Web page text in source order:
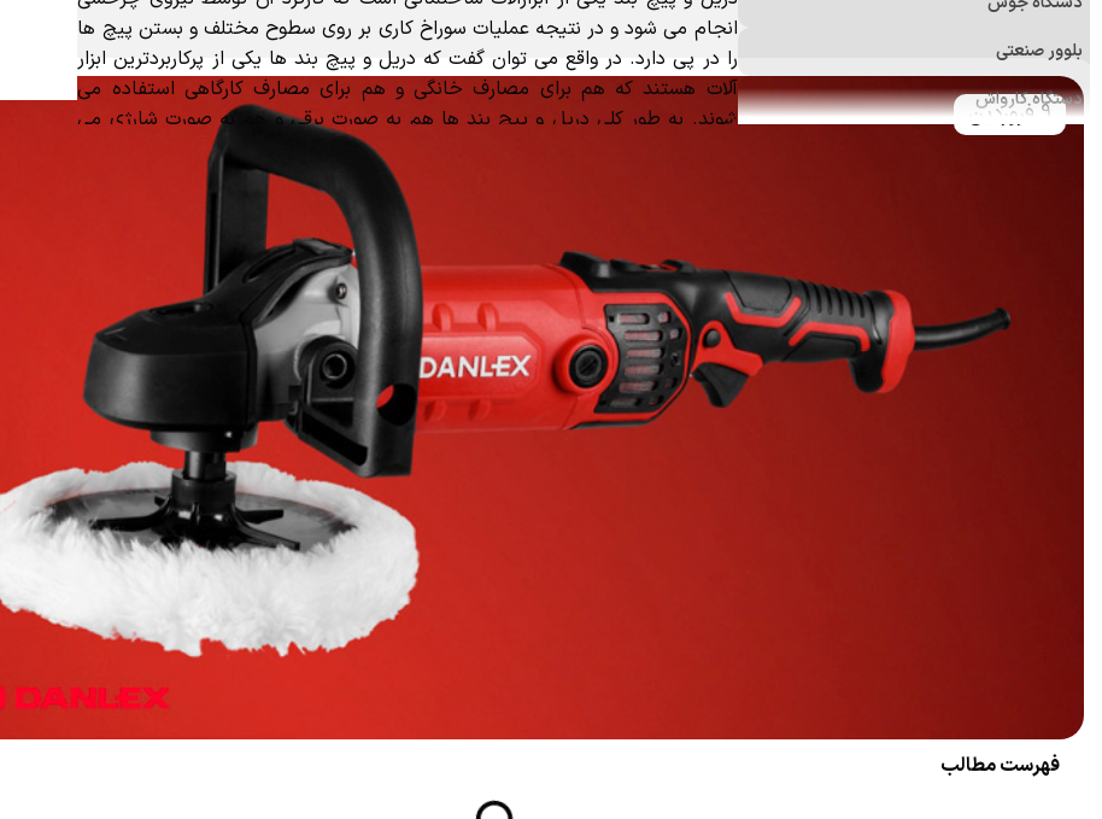
بلوور صنعتی
دستگاه کارواش
منگنه کوب و میخکوب
انجام می شود و در نتیجه عملیات سوراخ کاری بر روی سطوح مختلف و بستن پیچ ها
را در پی دارد. در واقع می توان گفت که دریل و پیچ بند ها یکی از پرکاربردترین ابزار
آلات هستند که هم برای مصارف خانگی و هم برای مصارف کارگاهی استفاده می
شوند. به طور کلی دریل و پیچ بند ها هم به صورت برقی و هم به صورت شارژی می
فهرست مطالب
9 فروردین